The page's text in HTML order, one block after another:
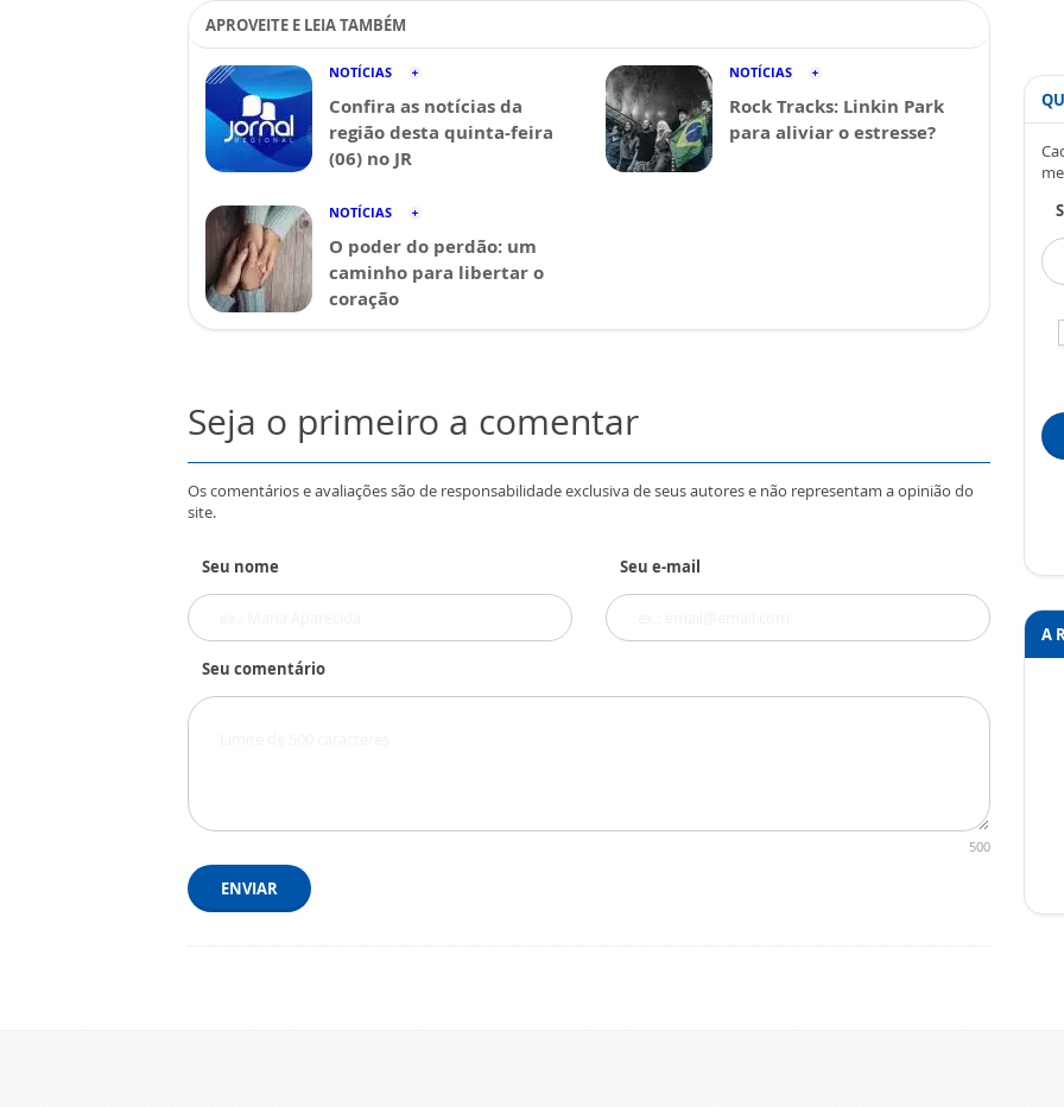
APROVEITE E LEIA TAMBÉM
NOTÍCIAS
Confira as notícias da
região desta quinta-feira
(06) no JR
NOTÍCIAS
Rock Tracks: Linkin Park
para aliviar o estresse?
NOTÍCIAS
O poder do perdão: um
caminho para libertar o
coração
Seja o primeiro a comentar
Os comentários e avaliações são de responsabilidade exclusiva de seus autores e não representam a opinião do
site.
Seu nome Seu e-mail
Seu comentário
500
ENVIAR
A